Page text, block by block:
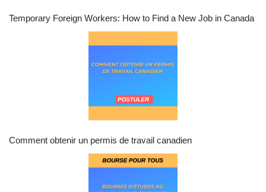
Temporary Foreign Workers: How to Find a New Job in Canada
Comment obtenir un permis de travail canadien